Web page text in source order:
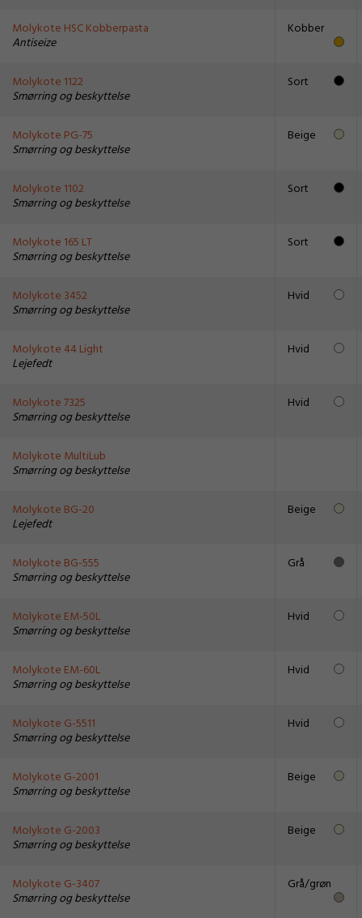
Molykote HSC Kobberpasta
Antiseize
Kobber
Molykote 1122
Smørring og beskyttelse
Sort
Molykote PG-75
Smørring og beskyttelse
Beige
Molykote 1102
Smørring og beskyttelse
Sort
Molykote 165 LT
Smørring og beskyttelse
Sort
Molykote 3452
Smørring og beskyttelse
Hvid
Molykote 44 Light
Lejefedt
Hvid
Molykote 7325
Smørring og beskyttelse
Hvid
Molykote MultiLub
Smørring og beskyttelse
Molykote BG-20
Lejefedt
Beige
Molykote BG-555
Smørring og beskyttelse
Grå
Molykote EM-50L
Smørring og beskyttelse
Hvid
Molykote EM-60L
Smørring og beskyttelse
Hvid
Molykote G-5511
Smørring og beskyttelse
Hvid
Molykote G-2001
Smørring og beskyttelse
Beige
Molykote G-2003
Smørring og beskyttelse
Beige
Molykote G-3407
Smørring og beskyttelse
Grå/grøn